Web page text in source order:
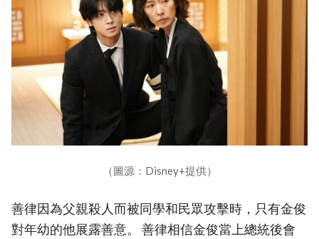
（圖源：Disney+提供）
善律因為父親殺人而被同學和民眾攻擊時，只有金俊
對年幼的他展露善意。 善律相信金俊當上總統後會